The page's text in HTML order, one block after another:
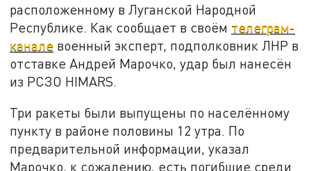
расположенному в Луганской Народной
Республике. Как сообщает в своём телеграм-
канале военный эксперт, подполковник ЛНР в
отставке Андрей Марочко, удар был нанесён
из РСЗО HIMARS.
Три ракеты были выпущены по населённому
пункту в районе половины 12 утра. По
предварительной информации, указал
Марочко, к сожалению, есть погибшие среди